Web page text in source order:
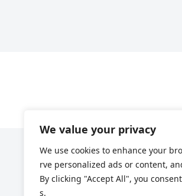
We value your privacy
We use cookies to enhance your
rve personalized ads or content,
By clicking "Accept All", you
s.